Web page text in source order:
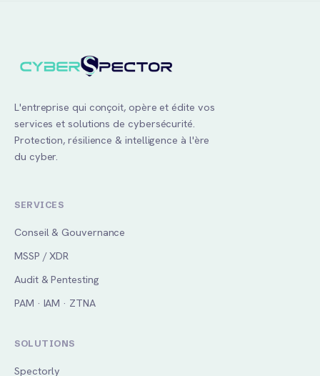
L'entreprise qui conçoit, opère et édite vos
services et solutions de cybersécurité.
Protection, résilience & intelligence à l'ère
du cyber.
SERVICES
Conseil & Gouvernance
MSSP / XDR
Audit & Pentesting
PAM · IAM · ZTNA
SOLUTIONS
Spectorly